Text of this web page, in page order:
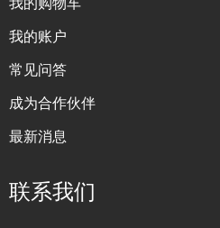
我的账户
常见问答
成为合作伙伴
最新消息
联系我们